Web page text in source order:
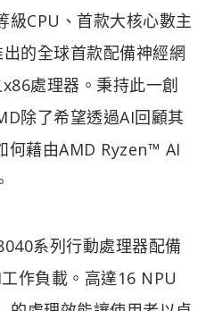
級CPU、首款大核心數主
的全球首款配備神經網
處理器。秉持此一創
除了希望透過AI回顧其
何藉由AMD Ryzen™ AI
系列行動處理器配備
作負載。高達16 NPU